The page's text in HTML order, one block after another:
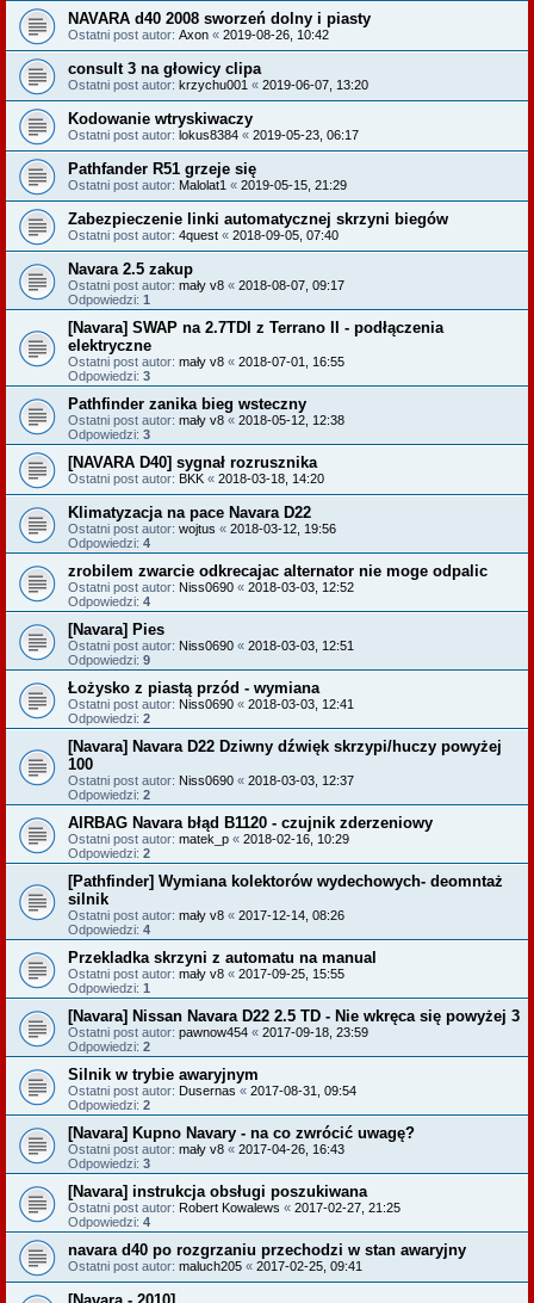
NAVARA d40 2008 sworzeń dolny i piasty
Ostatni post autor: Axon « 2019-08-26, 10:42
consult 3 na głowicy clipa
Ostatni post autor: krzychu001 « 2019-06-07, 13:20
Kodowanie wtryskiwaczy
Ostatni post autor: lokus8384 « 2019-05-23, 06:17
Pathfander R51 grzeje się
Ostatni post autor: Malolat1 « 2019-05-15, 21:29
Zabezpieczenie linki automatycznej skrzyni biegów
Ostatni post autor: 4quest « 2018-09-05, 07:40
Navara 2.5 zakup
Ostatni post autor: mały v8 « 2018-08-07, 09:17
Odpowiedzi: 1
[Navara] SWAP na 2.7TDI z Terrano II - podłączenia
elektryczne
Ostatni post autor: mały v8 « 2018-07-01, 16:55
Odpowiedzi: 3
Pathfinder zanika bieg wsteczny
Ostatni post autor: mały v8 « 2018-05-12, 12:38
Odpowiedzi: 3
[NAVARA D40] sygnał rozrusznika
Ostatni post autor: BKK « 2018-03-18, 14:20
Klimatyzacja na pace Navara D22
Ostatni post autor: wojtus « 2018-03-12, 19:56
Odpowiedzi: 4
zrobilem zwarcie odkrecajac alternator nie moge odpalic
Ostatni post autor: Niss0690 « 2018-03-03, 12:52
Odpowiedzi: 4
[Navara] Pies
Ostatni post autor: Niss0690 « 2018-03-03, 12:51
Odpowiedzi: 9
Łożysko z piastą przód - wymiana
Ostatni post autor: Niss0690 « 2018-03-03, 12:41
Odpowiedzi: 2
[Navara] Navara D22 Dziwny dźwięk skrzypi/huczy powyżej
100
Ostatni post autor: Niss0690 « 2018-03-03, 12:37
Odpowiedzi: 2
AIRBAG Navara błąd B1120 - czujnik zderzeniowy
Ostatni post autor: matek_p « 2018-02-16, 10:29
Odpowiedzi: 2
[Pathfinder] Wymiana kolektorów wydechowych- deomntaż
silnik
Ostatni post autor: mały v8 « 2017-12-14, 08:26
Odpowiedzi: 4
Przekladka skrzyni z automatu na manual
Ostatni post autor: mały v8 « 2017-09-25, 15:55
Odpowiedzi: 1
[Navara] Nissan Navara D22 2.5 TD - Nie wkręca się powyżej 3
Ostatni post autor: pawnow454 « 2017-09-18, 23:59
Odpowiedzi: 2
Silnik w trybie awaryjnym
Ostatni post autor: Dusernas « 2017-08-31, 09:54
Odpowiedzi: 2
[Navara] Kupno Navary - na co zwrócić uwagę?
Ostatni post autor: mały v8 « 2017-04-26, 16:43
Odpowiedzi: 3
[Navara] instrukcja obsługi poszukiwana
Ostatni post autor: Robert Kowalews « 2017-02-27, 21:25
Odpowiedzi: 4
navara d40 po rozgrzaniu przechodzi w stan awaryjny
Ostatni post autor: maluch205 « 2017-02-25, 09:41